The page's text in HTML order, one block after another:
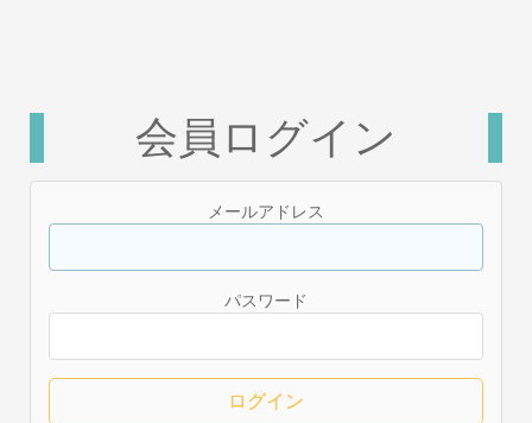
会員ログイン
メールアドレス
パスワード
ログイン